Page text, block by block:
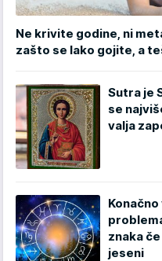
Ne krivite godine, ni
zašto se lako gojite, a
Sutra je
se
valja
znaka
jeseni